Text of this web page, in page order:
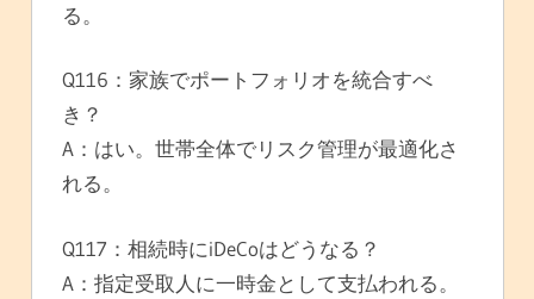
る。
Q116：家族でポートフォリオを統合すべ
き？
A：はい。世帯全体でリスク管理が最適化さ
れる。
Q117：相続時にiDeCoはどうなる？
A：指定受取人に一時金として支払われる。